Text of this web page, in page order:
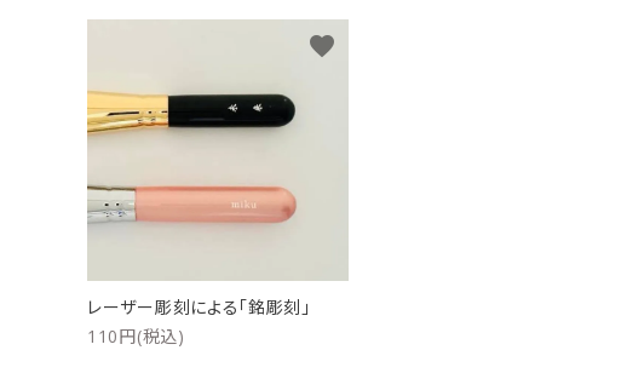
商品一覧
私たちについて
ご利用ガイド
特定商取引法について
レーザー彫刻による「銘彫刻」
110円(税込)
favorite